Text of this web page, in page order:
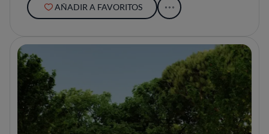
AÑADIR A FAVORITOS